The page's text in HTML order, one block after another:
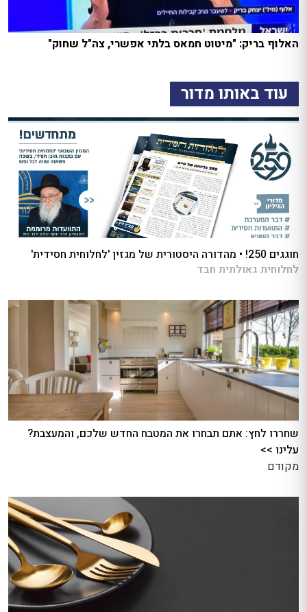
האלוף בריק: "מיטוט חמאס בלתי אפשרי, צה"ל שחוק"
עוד באותו מדור
חוגגים 250! • מהדורה היסטורית של מגזין 'לחלוחית חסידית'
לחלוחית גאולתית חבד
שחררו לחץ: אתם תבחרו את המטבח החדש שלכם, והמעצבת?
עלינו >>
מקודם